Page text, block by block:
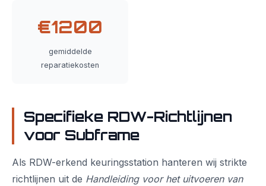
€1200
gemiddelde
reparatiekosten
Specifieke RDW-Richtlijnen
voor Subframe
Als RDW-erkend keuringsstation hanteren wij strikte
richtlijnen uit de Handleiding voor het uitvoeren van